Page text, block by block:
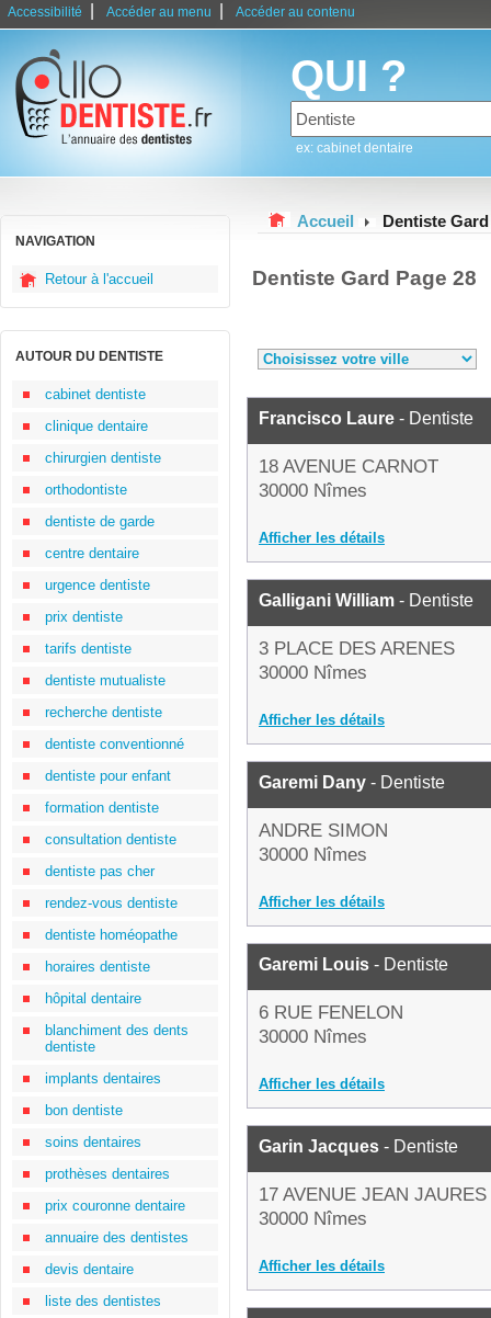
Accessibilité Accéder au menu Accéder au contenu
QUI ?
ex: cabinet dentaire
NAVIGATION
Retour à l'accueil
AUTOUR DU DENTISTE
cabinet dentiste
clinique dentaire
chirurgien dentiste
orthodontiste
dentiste de garde
centre dentaire
urgence dentiste
prix dentiste
tarifs dentiste
dentiste mutualiste
recherche dentiste
dentiste conventionné
dentiste pour enfant
formation dentiste
consultation dentiste
dentiste pas cher
rendez-vous dentiste
dentiste homéopathe
horaires dentiste
hôpital dentaire
blanchiment des dents
dentiste
implants dentaires
bon dentiste
soins dentaires
prothèses dentaires
prix couronne dentaire
annuaire des dentistes
devis dentaire
liste des dentistes
Accueil Dentiste Gard
Dentiste Gard Page 28
Francisco Laure - Dentiste
18 AVENUE CARNOT
30000 Nîmes
Afficher les détails
Galligani William - Dentiste
3 PLACE DES ARENES
30000 Nîmes
Afficher les détails
Garemi Dany - Dentiste
ANDRE SIMON
30000 Nîmes
Afficher les détails
Garemi Louis - Dentiste
6 RUE FENELON
30000 Nîmes
Afficher les détails
Garin Jacques - Dentiste
17 AVENUE JEAN JAURES
30000 Nîmes
Afficher les détails